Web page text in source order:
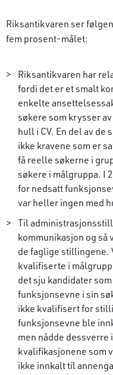
Riksantikvaren ser
fem prosent-målet:
Riksantikvaren har
fordi det er et smalt
enkelte
søkere som krysser
hull i CV. En del av
ikke kravene som er
få reelle søkerne i
søkere i målgruppa. I
for nedsatt
var heller ingen med
Til
kommunikasjon og så
de faglige stillingene.
kvalifiserte i
det sju kandidater
funksjonsevne i sin
ikke kvalifisert for
funksjonsevne ble
men nådde
kvalifikasjonene som
ikke innkalt til